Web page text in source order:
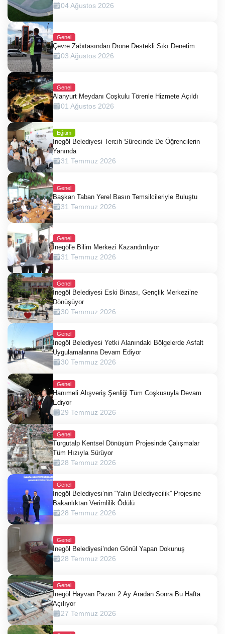
04 Ağustos 2026
Genel
Çevre Zabıtasından Drone Destekli Sıkı Denetim
03 Ağustos 2026
Genel
Alanyurt Meydanı Coşkulu Törenle Hizmete Açıldı
01 Ağustos 2026
Eğitim
İnegöl Belediyesi Tercih Sürecinde De Öğrencilerin
Yanında
31 Temmuz 2026
Genel
Başkan Taban Yerel Basın Temsilcileriyle Buluştu
31 Temmuz 2026
Genel
İnegöl'e Bilim Merkezi Kazandırılıyor
31 Temmuz 2026
Genel
İnegöl Belediyesi Eski Binası, Gençlik Merkezi’ne
Dönüşüyor
30 Temmuz 2026
Genel
İnegöl Belediyesi Yetki Alanındaki Bölgelerde Asfalt
Uygulamalarına Devam Ediyor
30 Temmuz 2026
Genel
Hanımeli Alışveriş Şenliği Tüm Coşkusuyla Devam
Ediyor
29 Temmuz 2026
Genel
Turgutalp Kentsel Dönüşüm Projesinde Çalışmalar
Tüm Hızıyla Sürüyor
28 Temmuz 2026
Genel
İnegöl Belediyesi’nin “Yalın Belediyecilik” Projesine
Bakanlıktan Verimlilik Ödülü
28 Temmuz 2026
Genel
İnegöl Belediyesi’nden Gönül Yapan Dokunuş
28 Temmuz 2026
Genel
İnegöl Hayvan Pazarı 2 Ay Aradan Sonra Bu Hafta
Açılıyor
27 Temmuz 2026